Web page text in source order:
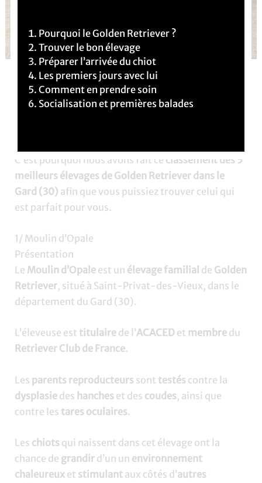
Vous souhaitezadopter un chiot
dans le département du Gard (30)
? C’est une très
bonne idée ! Cependant, il peut être difficile de
C’est pourquoi nous avons fait ce classement des 5
meilleurs élevages de Golden Retriever dans le
Gard (30) afin que vous puissiez trouver celui qui
est parfait pour vous.
1/ Moulin d’Opale
Présentation
Le Moulin d’Opale est un élevage familial de Golden
Retriever, situé à Saint-Privat-des-Vieux, dans le
département du Gard (30).
L’éleveuse est titulaire de l’ACACED et membre du
Retriever Club de France.
Les parents reproducteurs sont testés contre la
dysplasie des hanches et des coudes, ainsi que
contre les tares oculaires.
Les chiots qui naissent dans cet élevage ont la
chance de grandir d’un un environnement
chaleureux et stimulant aux côtés d’autres
Pourquoi le Golden Retriever ?
Trouver le bon élevage
Préparer l’arrivée du chiot
Les premiers jours avec lui
Comment en prendre soin
Socialisation et premières balades